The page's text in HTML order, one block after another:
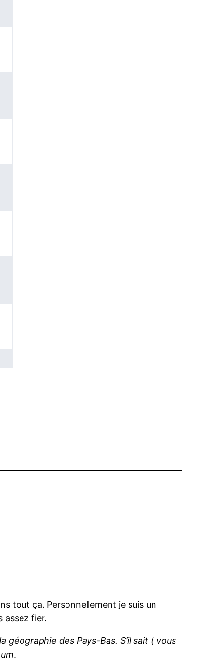
tout ça. Personnellement je suis un
assez fier.
géographie des Pays-Bas. S’il sait ( vous
.